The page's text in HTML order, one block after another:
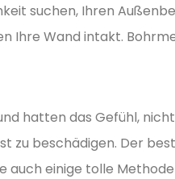
suchen, Ihren
Ihre Wand intakt.
hatten das Gefühl,
beschädigen. Der
einige tolle